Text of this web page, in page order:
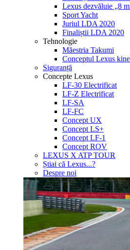
Lexus dezvăluie „8
Sport Yacht
Juriul LDA 2020
Finaliștii LDA 2020
Tehnologie
Măestria Takumi
Conceptul Lexus
Siguranță
Concepte Lexus
LF-30 Electrificat
LF-Z Electrificat
LF-SA
LF-FC
Concept UX
Concept LS+
Concept LF-1
Concept ROV
LEXUS X ATP TOUR
Știai că Lexus...?
Despre noi